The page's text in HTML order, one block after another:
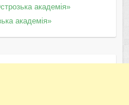
академія»
академія»